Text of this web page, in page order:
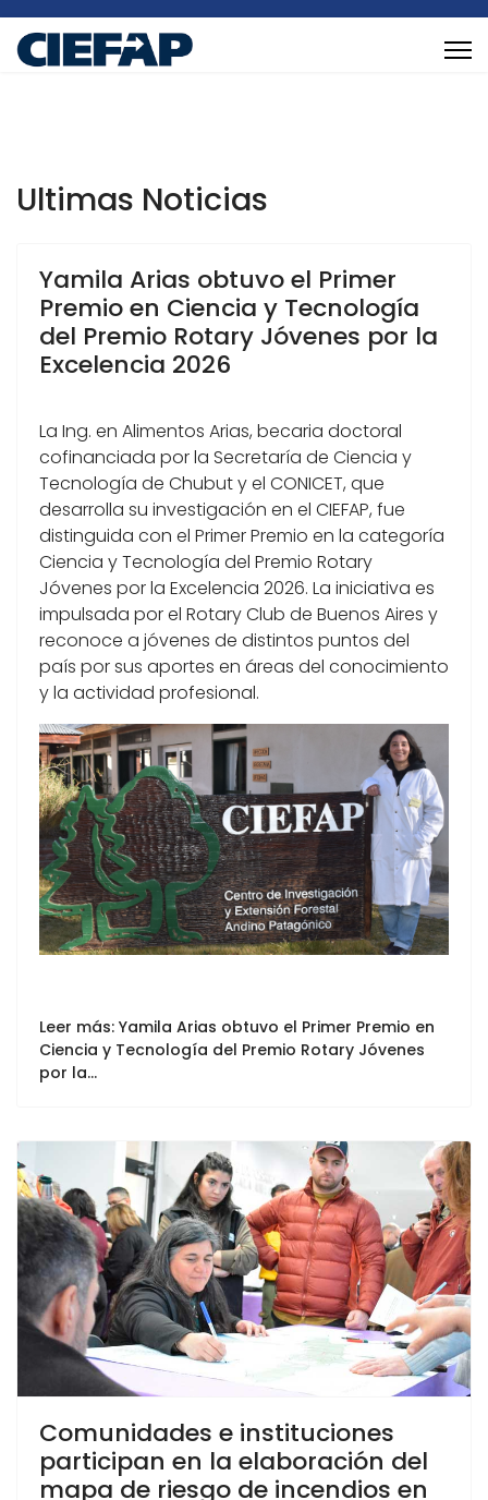
Ultimas Noticias
Yamila Arias obtuvo el Primer
Premio en Ciencia y Tecnología
del Premio Rotary Jóvenes por la
Excelencia 2026
La Ing. en Alimentos Arias, becaria doctoral
cofinanciada por la Secretaría de Ciencia y
Tecnología de Chubut y el CONICET, que
desarrolla su investigación en el CIEFAP, fue
distinguida con el Primer Premio en la categoría
Ciencia y Tecnología del Premio Rotary
Jóvenes por la Excelencia 2026. La iniciativa es
impulsada por el Rotary Club de Buenos Aires y
reconoce a jóvenes de distintos puntos del
país por sus aportes en áreas del conocimiento
y la actividad profesional.
Leer más: Yamila Arias obtuvo el Primer Premio en
Ciencia y Tecnología del Premio Rotary Jóvenes
por la...
Comunidades e instituciones
participan en la elaboración del
mapa de riesgo de incendios en